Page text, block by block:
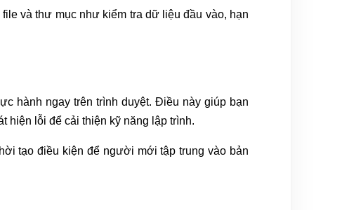
và thư mục như kiểm tra dữ liệu đầu vào, hạn
hành ngay trên trình duyệt. Điều này giúp bạn
hiện lỗi để cải thiện kỹ năng lập trình.
tạo điều kiện để người mới tập trung vào bản